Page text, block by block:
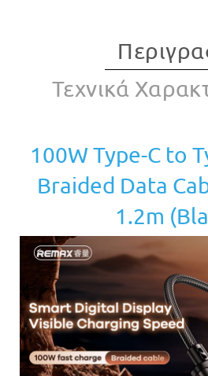
Τεχνικά
100W Type-C to
Braided Data
1.2m